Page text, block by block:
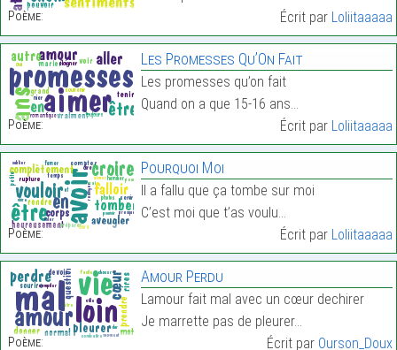
Poème:
Écrit par Loliitaaaaa
Poème:
Les Promesses Qu’On Fait
Les promesses qu’on fait
Quand on a que 15-16 ans…
Écrit par Loliitaaaaa
Poème:
Pourquoi Moi
Il a fallu que ça tombe sur moi
C’est moi que t’as voulu…
Écrit par Loliitaaaaa
Poème:
Amour Perdu
Lamour fait mal avec un cœur dechirer
Je marrette pas de pleurer…
Écrit par Ourson_Doux